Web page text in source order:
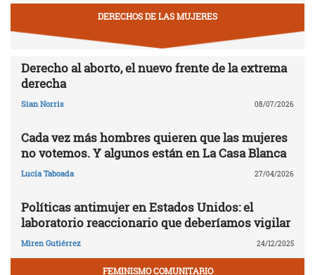
DERECHOS DE LAS MUJERES
Derecho al aborto, el nuevo frente de la extrema
derecha
Sian Norris 08/07/2026
Cada vez más hombres quieren que las mujeres
no votemos. Y algunos están en La Casa Blanca
Lucía Taboada 27/04/2026
Políticas antimujer en Estados Unidos: el
laboratorio reaccionario que deberíamos vigilar
Miren Gutiérrez 24/12/2025
FEMINISMO COMUNITARIO